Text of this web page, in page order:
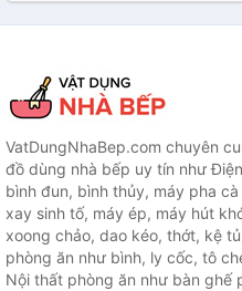
VatDungNhaBep.com chuyên
đồ dùng nhà bếp uy tín như
bình đun, bình thủy, máy pha
xay sinh tố, máy ép, máy hút
xoong chảo, dao kéo, thớt, kệ
phòng ăn như bình, ly cốc, tô
Nội thất phòng ăn như bàn ghế